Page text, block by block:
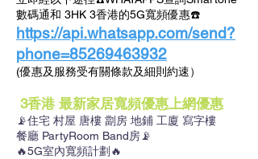
數碼通和 3HK 3香港的5G寬頻優惠☎️
https://api.whatsapp.com/send?
phone=85269463932
(優惠及服務受有關條款及細則約速）
3香港 最新家居寬頻優惠上網優惠
📡住宅 村屋 唐樓 劏房 地鋪 工廈 寫字樓
餐廳 PartyRoom Band房📡
🔥5G室內寬頻計劃🔥